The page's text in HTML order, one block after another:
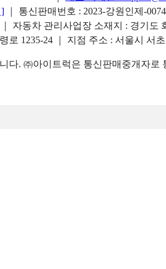
]
｜ 통신판매번호 : 2023-강원인제-0074
자동차 관리사업장 소재지 : 경기도
로 1235-24 ｜ 지점 주소 : 서울시 서
다. ㈜아이트럭은 통신판매중개자